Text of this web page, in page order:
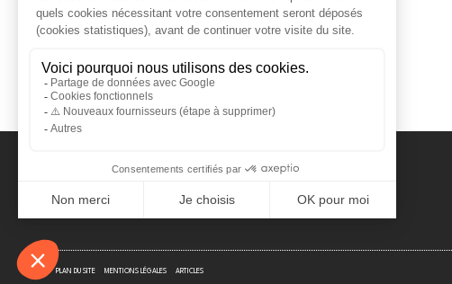
ORDRE DES AVOCATS DE NÎMES
PLAN DU SITE MENTIONS LÉGALES ARTICLES